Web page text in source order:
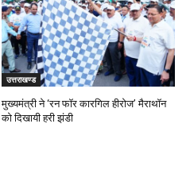
उत्तराखण्ड
मुख्यमंत्री ने ‘रन फॉर कारगिल हीरोज’ मैराथॉन
को दिखायी हरी झंडी